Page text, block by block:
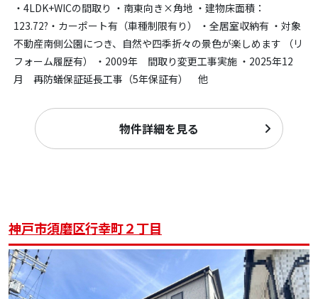
・4LDK+WICの間取り ・南東向き×角地 ・建物床面積：
123.72?・カーポート有（車種制限有り） ・全居室収納有 ・対象
不動産南側公園につき、自然や四季折々の景色が楽しめます （リ
フォーム履歴有） ・2009年 間取り変更工事実施 ・2025年12
月 再防蟻保証延長工事（5年保証有） 他
物件詳細を見る
神戸市須磨区行幸町２丁目